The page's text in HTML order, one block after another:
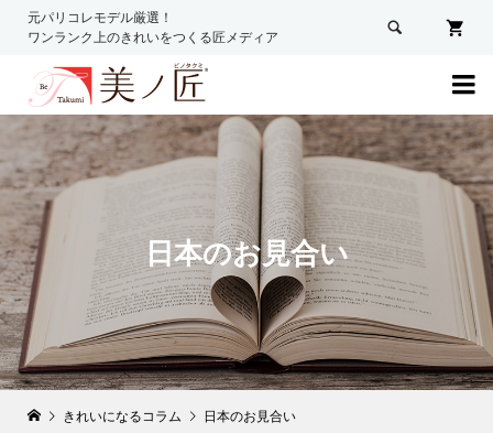
元パリコレモデル厳選！
ワンランク上のきれいをつくる匠メディア


日本のお見合い
きれいになるコラム 日本のお見合い